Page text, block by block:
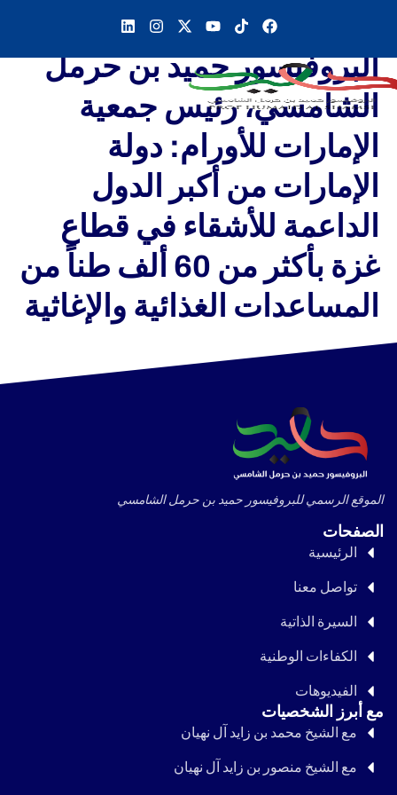
‏البروفيسور حميد بن حرمل
الشامسي، رئيس ⁧‫جمعية
الإمارات للأورام‬⁩: دولة
⁧‫الإمارات‬⁩ من أكبر الدول
الداعمة للأشقاء في قطاع
⁧‫غزة‬⁩ بأكثر من 60 ألف طناً من
المساعدات الغذائية والإغاثية
الموقع الرسمي للبروفيسور حميد بن حرمل الشامسي
الصفحات
الرئيسية
تواصل معنا
السيرة الذاتية
الكفاءات الوطنية
الفيديوهات
مع أبرز الشخصيات
مع الشيخ محمد بن زايد آل نهيان
مع الشيخ منصور بن زايد آل نهيان